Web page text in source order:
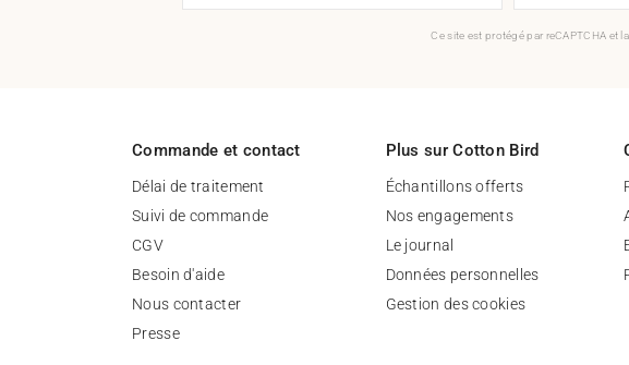
Ce site est protégé par reCAPTCHA et
Commande et contact
Délai de traitement
Suivi de commande
CGV
Besoin d'aide
Nous contacter
Presse
Plus sur Cotton Bird
Échantillons offerts
Nos engagements
Le journal
Données personnelles
Gestion des cookies